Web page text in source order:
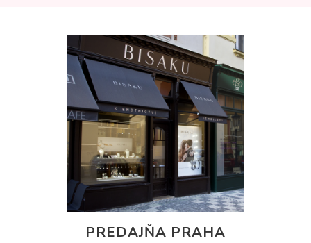
PREDAJŇA PRAHA